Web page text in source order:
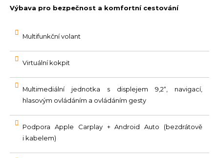
Výbava pro bezpečnost a komfortní cestování
Multifunkční volant
Virtuální kokpit
Multimediální jednotka s displejem 9,2“, navigací,
hlasovým ovládáním a ovládáním gesty
Podpora Apple Carplay + Android Auto (bezdrátově
i kabelem)